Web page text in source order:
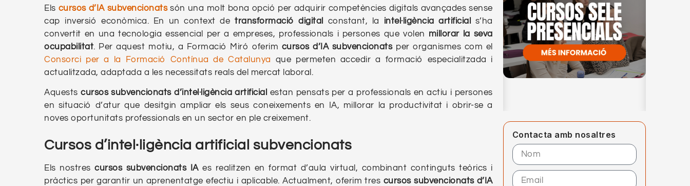
Els cursos d’IA subvencionatssón una molt bona opció per adquirir competències digitals avançades sense
cap inversió econòmica. En un context detransformació digital constant, la intel·ligència artificial
s’ha
convertit en una tecnologia essencial per a empreses, professionals i persones que volen millorar la seva
ocupabilitat. Per aquest motiu, a Formació Miró oferim cursos d’IA subvencionats per organismes com el
Consorci per a la Formació Contínua de Catalunya que permeten accedir a formació especialitzada i
actualitzada, adaptada a les necessitats reals del mercat laboral.
Aquestscursos subvencionats d’intel·ligència artificial estan pensats per a professionals en actiu i persones
en situació d’atur que desitgin ampliar els seus coneixements en IA, millorar la productivitat i obrir-se a
noves oportunitats professionals en un sector en ple creixement.
Cursos d’intel·ligència artificial subvencionats
Els nostrescursos subvencionats IAes realitzen en format d’aula virtual, combinant continguts teòrics i
pràctics per garantir un aprenentatge efectiu i aplicable. Actualment, oferim tres cursos subvencionats d’IA
Contacta amb nosaltres